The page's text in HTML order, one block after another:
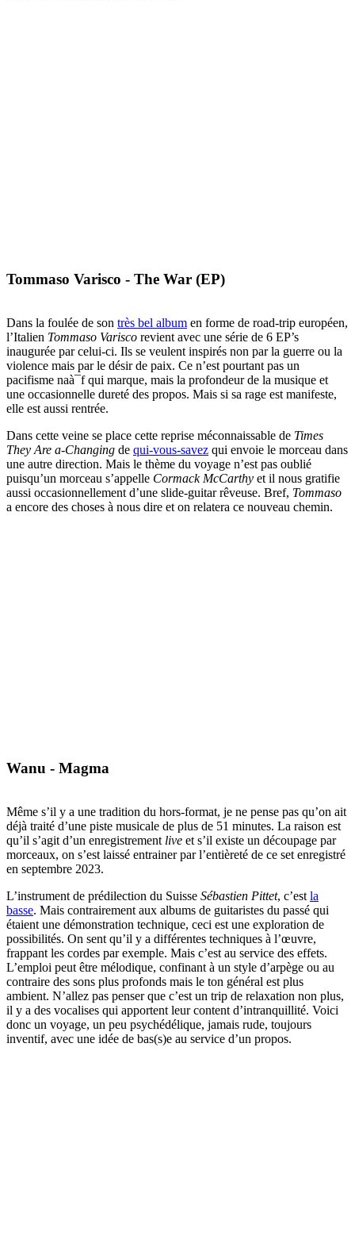
Tommaso Varisco - The War (EP)
Dans la foulée de son très bel album en forme de road-trip européen,
l’Italien Tommaso Varisco revient avec une série de 6 EP’s
inaugurée par celui-ci. Ils se veulent inspirés non par la guerre ou la
violence mais par le désir de paix. Ce n’est pourtant pas un
pacifisme naà¯f qui marque, mais la profondeur de la musique et
une occasionnelle dureté des propos. Mais si sa rage est manifeste,
elle est aussi rentrée.
Dans cette veine se place cette reprise méconnaissable de Times
They Are a-Changing de qui-vous-savez qui envoie le morceau dans
une autre direction. Mais le thème du voyage n’est pas oublié
puisqu’un morceau s’appelle Cormack McCarthy et il nous gratifie
aussi occasionnellement d’une slide-guitar rêveuse. Bref, Tommaso
a encore des choses à nous dire et on relatera ce nouveau chemin.
Wanu - Magma
Même s’il y a une tradition du hors-format, je ne pense pas qu’on ait
déjà traité d’une piste musicale de plus de 51 minutes. La raison est
qu’il s’agit d’un enregistrement live et s’il existe un découpage par
morceaux, on s’est laissé entrainer par l’entièreté de ce set enregistré
en septembre 2023.
L’instrument de prédilection du Suisse Sébastien Pittet, c’est la
basse. Mais contrairement aux albums de guitaristes du passé qui
étaient une démonstration technique, ceci est une exploration de
possibilités. On sent qu’il y a différentes techniques à l’œuvre,
frappant les cordes par exemple. Mais c’est au service des effets.
L’emploi peut être mélodique, confinant à un style d’arpège ou au
contraire des sons plus profonds mais le ton général est plus
ambient. N’allez pas penser que c’est un trip de relaxation non plus,
il y a des vocalises qui apportent leur content d’intranquillité. Voici
donc un voyage, un peu psychédélique, jamais rude, toujours
inventif, avec une idée de bas(s)e au service d’un propos.